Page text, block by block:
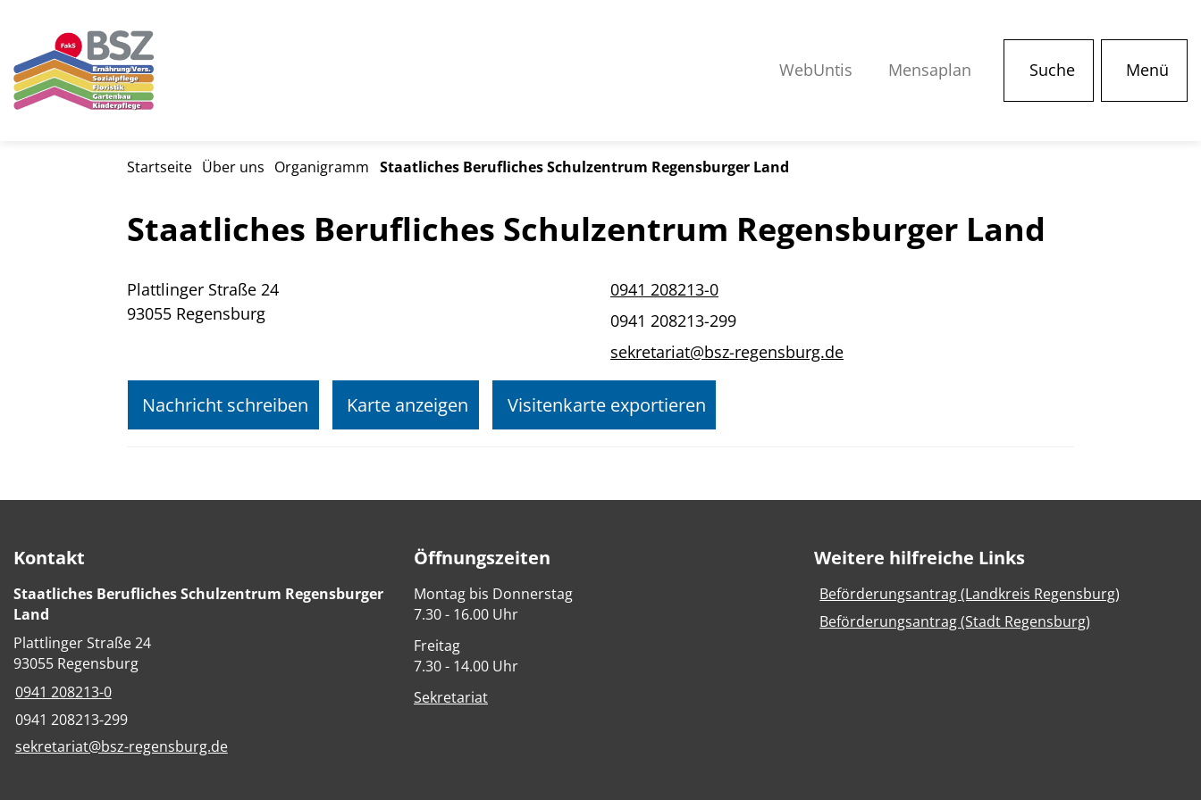
WebUntis Mensaplan Suche Menü
Startseite Über uns Organigramm Staatliches Berufliches Schulzentrum Regensburger Land
Staatliches Berufliches Schulzentrum Regensburger Land
Plattlinger Straße 24
93055 Regensburg
0941 208213-0
0941 208213-299
sekretariat@bsz-regensburg.de
Nachricht schreiben Karte anzeigen Visitenkarte exportieren
Kontakt
Staatliches Berufliches Schulzentrum Regensburger
Land
Plattlinger Straße 24
93055 Regensburg
0941 208213-0
0941 208213-299
sekretariat@bsz-regensburg.de
Öffnungszeiten
Montag bis Donnerstag
7.30 - 16.00 Uhr
Freitag
7.30 - 14.00 Uhr
Sekretariat
Weitere hilfreiche Links
Beförderungsantrag (Landkreis Regensburg)
Beförderungsantrag (Stadt Regensburg)